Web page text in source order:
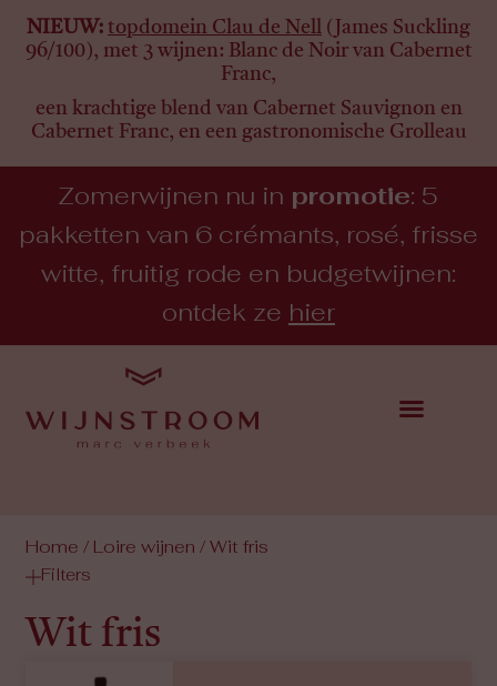
NIEUW: topdomein Clau de Nell (James Suckling
96/100), met 3 wijnen: Blanc de Noir van Cabernet
Franc,
een krachtige blend van Cabernet Sauvignon en
Cabernet Franc, en een gastronomische Grolleau
Zomerwijnen nu in promotie: 5
pakketten van 6 crémants, rosé, frisse
witte, fruitig rode en budgetwijnen:
ontdek ze hier
Home / Loire wijnen / Wit fris
Filters
Wit fris